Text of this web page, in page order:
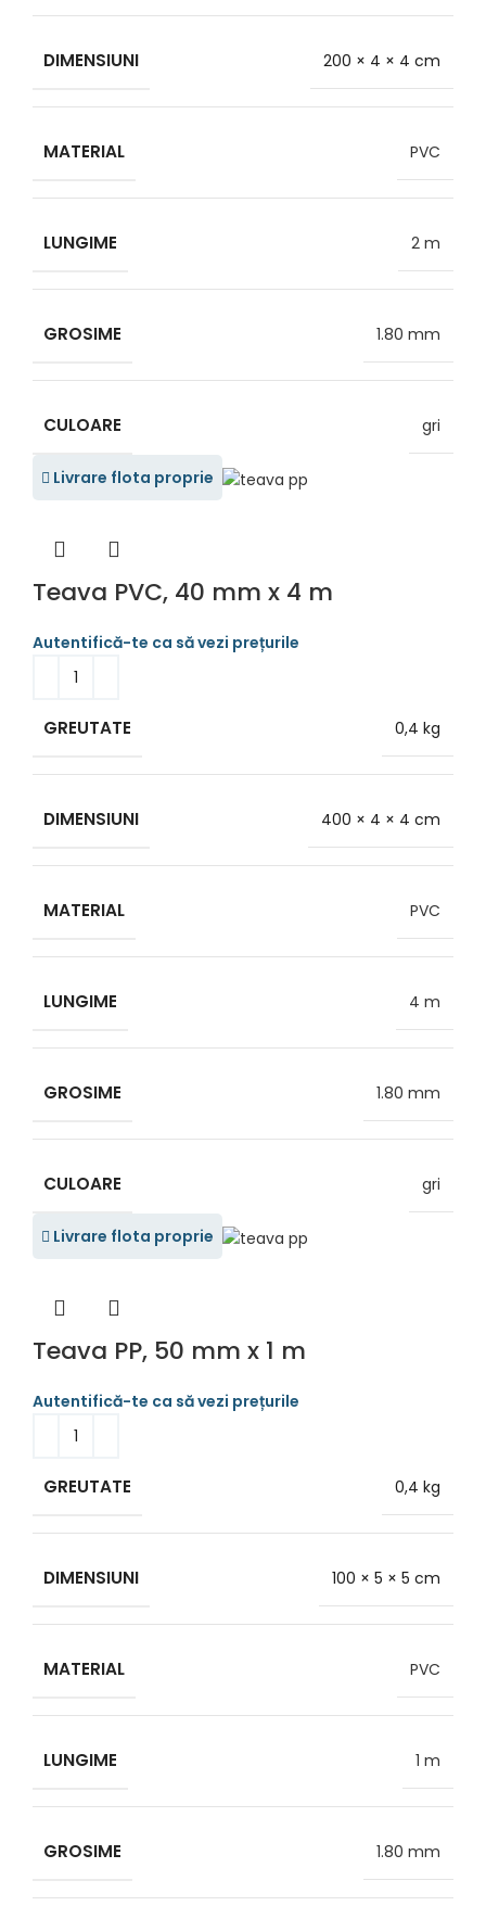
DIMENSIUNI 200 × 4 × 4 cm
MATERIAL PVC
LUNGIME 2 m
GROSIME 1.80 mm
CULOARE gri
Livrare flota proprie
Teava PVC, 40 mm x 4 m
GREUTATE 0,4 kg
DIMENSIUNI 400 × 4 × 4 cm
MATERIAL PVC
LUNGIME 4 m
GROSIME 1.80 mm
CULOARE gri
Livrare flota proprie
Teava PP, 50 mm x 1 m
GREUTATE 0,4 kg
DIMENSIUNI 100 × 5 × 5 cm
MATERIAL PVC
LUNGIME 1 m
GROSIME 1.80 mm